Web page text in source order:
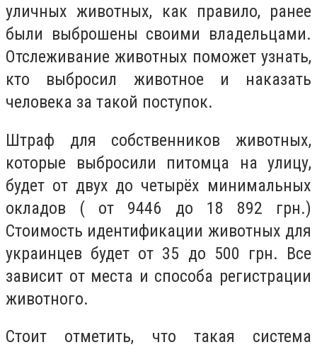
уличных животных, как правило, ранее
были выброшены своими владельцами.
Отслеживание животных поможет узнать,
кто выбросил животное и наказать
человека за такой поступок.
Штраф для собственников животных,
которые выбросили питомца на улицу,
будет от двух до четырёх минимальных
окладов ( от 9446 до 18 892 грн.)
Стоимость идентификации животных для
украинцев будет от 35 до 500 грн. Все
зависит от места и способа регистрации
животного.
Стоит отметить, что такая система